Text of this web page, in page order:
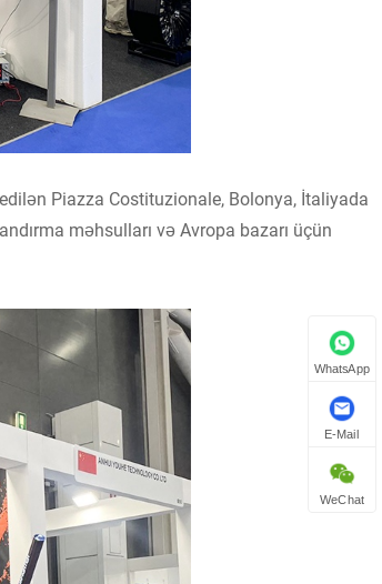
Piazza Costituzionale, Bolonya, İtaliyada
məhsulları və Avropa bazarı üçün
WhatsApp
E-Mail
WeChat